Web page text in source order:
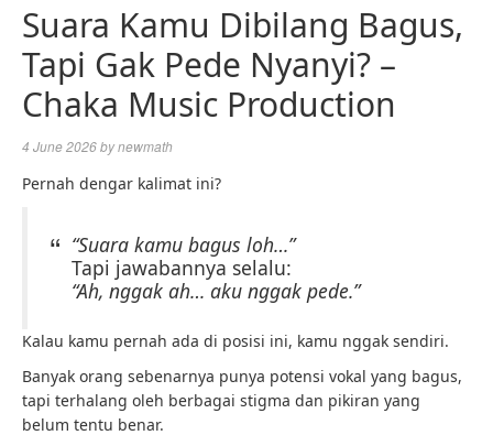
Suara Kamu Dibilang Bagus,
Tapi Gak Pede Nyanyi? –
Chaka Music Production
4 June 2026bynewmath
Pernah dengar kalimat ini?
“Suara kamu bagus loh…”
Tapi jawabannya selalu:
“Ah, nggak ah… aku nggak pede.”
Kalau kamu pernah ada di posisi ini, kamu nggak sendiri.
Banyak orang sebenarnya punya potensi vokal yang bagus,
tapi terhalang oleh berbagai stigma dan pikiran yang
belum tentu benar.